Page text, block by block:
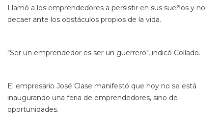
Llamó a los emprendedores a persistir en sus sueños y no
decaer ante los obstáculos propios de la vida.
"Ser un emprendedor es ser un guerrero", indicó Collado.
El empresario José Clase manifestó que hoy no se está
inaugurando una feria de emprendedores, sino de
oportunidades.